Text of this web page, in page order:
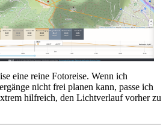
eine reine Fotoreise. Wenn ich
nicht frei planen kann, passe ich
hilfreich, den Lichtverlauf vorher zu